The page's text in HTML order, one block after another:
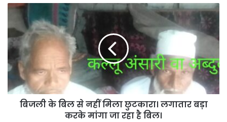
बिजली
बिल
से
नहीं
मिला
छुटकारा।
लगातार
बड़ा
करकेबिजली के बिल से नहीं मिला छुटकारा। लगातार बड़ा
करके मांगा जा रहा है बिल।